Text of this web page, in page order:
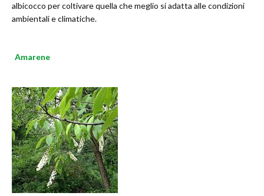
albicocco per coltivare quella che meglio si adatta alle condizioni
ambientali e climatiche.
Amarene